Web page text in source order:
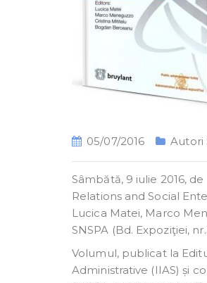
05/07/2016 Autori
Sâmbătă, 9 iulie 2016,
Relations and Social
Lucica Matei, Marco
SNSPA (Bd. Expoziţiei,
Volumul, publicat la
Administrative (IIAS) și